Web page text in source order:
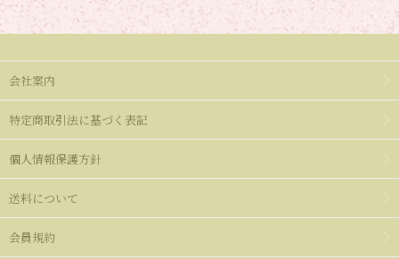
会社案内
特定商取引法に基づく表記
個人情報保護方針
送料について
会員規約